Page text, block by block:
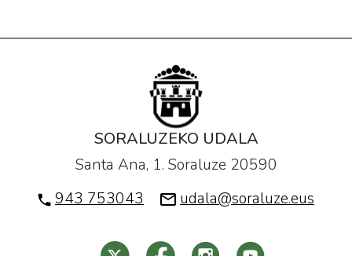
SORALUZEKO UDALA
Santa Ana, 1. Soraluze 20590
943 753043
udala@soraluze.eus